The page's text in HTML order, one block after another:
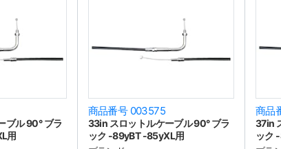
ブル 90° ブラ
用
商品番号 003575
33in スロットルケーブル 90° ブラ
ック -89yBT -85yXL用
商品
37in
ック